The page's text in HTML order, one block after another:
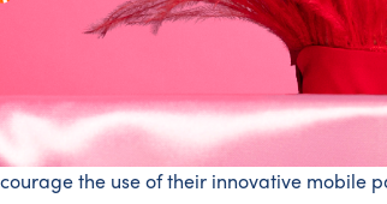
the use of their innovative mobile